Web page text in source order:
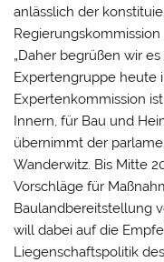
anlässlich der
Regierungskommission
„Daher begrüßen wir
Expertengruppe heute
Expertenkommission
Innern, für Bau und
übernimmt der
Wanderwitz. Bis Mitte
Vorschläge für
Baulandbereitstellung
will dabei auf die
Liegenschaftspolitik